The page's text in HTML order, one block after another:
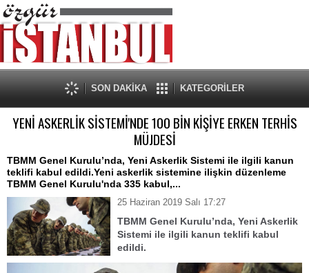
SON DAKİKA KATEGORİLER
YENİ ASKERLİK SİSTEMİ'NDE 100 BİN KİŞİYE ERKEN TERHİS
MÜJDESİ
TBMM Genel Kurulu’nda, Yeni Askerlik Sistemi ile ilgili kanun
teklifi kabul edildi.Yeni askerlik sistemine ilişkin düzenleme
TBMM Genel Kurulu'nda 335 kabul,...
25 Haziran 2019 Salı 17:27
TBMM Genel Kurulu’nda, Yeni Askerlik
Sistemi ile ilgili kanun teklifi kabul
edildi.